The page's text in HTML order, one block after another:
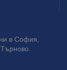
в София,